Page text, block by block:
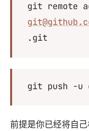
git remote
.git
git push -
前提是你已经将自